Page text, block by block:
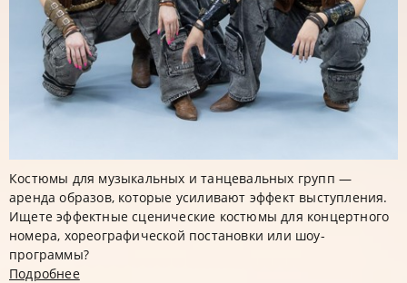
Костюмы для музыкальных и танцевальных групп —
аренда образов, которые усиливают эффект выступления.
Ищете эффектные сценические костюмы для концертного
номера, хореографической постановки или шоу-
программы?
Подробнее